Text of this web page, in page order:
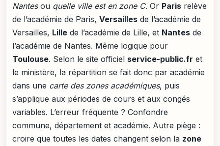
Nantesou quelle ville est en zone C. Or Paris relève
de l’académie de Paris, Versailles de l’académie de
Versailles, Lille de l’académie de Lille, et Nantes de
l’académie de Nantes. Même logique pour
Toulouse. Selon le site officiel service-public.fr et
le ministère, la répartition se fait donc par académie
dans une carte des zones académiques, puis
s’applique aux périodes de cours et aux congés
variables. L’erreur fréquente ? Confondre
commune, département et académie. Autre piège :
croire que toutes les dates changent selon la zone